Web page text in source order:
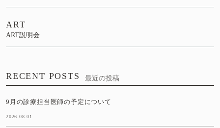
ART
ART説明会
RECENT POSTS 最近の投稿
9月の診療担当医師の予定について
2026.08.01